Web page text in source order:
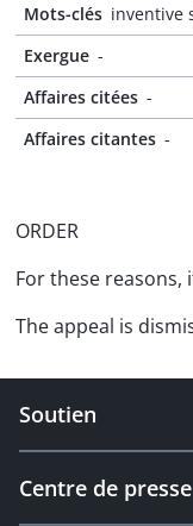
Mots-clés inventive
Exergue -
Affaires citées -
Affaires citantes -
ORDER
For these reasons,
The appeal is
Soutien
Centre de presse